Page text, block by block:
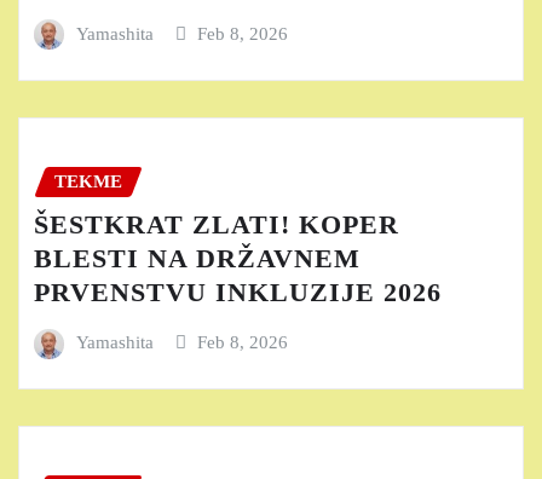
Yamashita Feb 8, 2026
TEKME
ŠESTKRAT ZLATI! KOPER
BLESTI NA DRŽAVNEM
PRVENSTVU INKLUZIJE 2026
Yamashita Feb 8, 2026